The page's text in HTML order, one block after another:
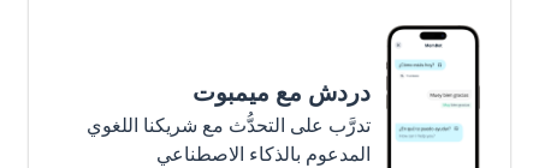
دردش مع ميمبوت
تدرَّب على التحدُّث مع شريكنا اللغوي
المدعوم بالذكاء الاصطناعي